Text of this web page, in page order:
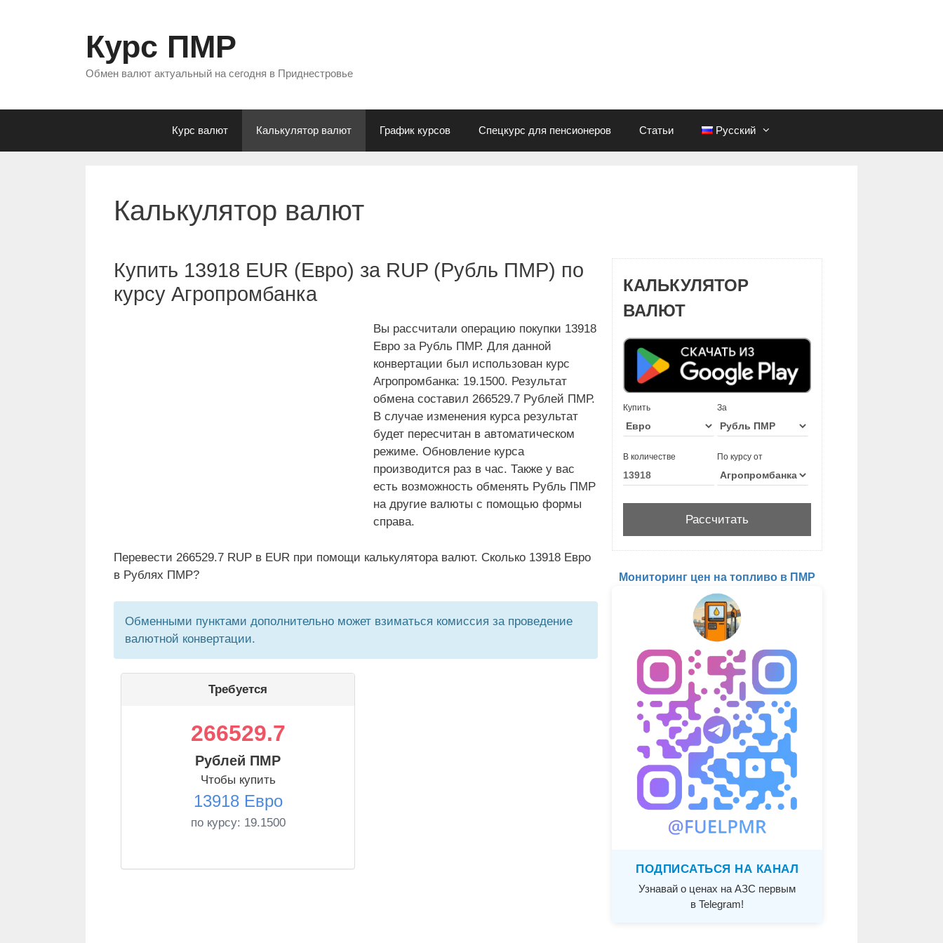
Курс ПМР
Обмен валют актуальный на сегодня в Приднестровье
Курс валют Калькулятор валют График курсов Спецкурс для пенсионеров Статьи Русский
Калькулятор валют
Купить 13918 EUR (Евро) за RUP (Рубль ПМР) по
курсу Агропромбанка
Вы рассчитали операцию покупки 13918
Евро за Рубль ПМР. Для данной
конвертации был использован курс
Агропромбанка: 19.1500. Результат
обмена составил 266529.7 Рублей ПМР.
В случае изменения курса результат
будет пересчитан в автоматическом
режиме. Обновление курса
производится раз в час. Также у вас
есть возможность обменять Рубль ПМР
на другие валюты с помощью формы
справа.
Перевести 266529.7 RUP в EUR при помощи калькулятора валют. Сколько 13918 Евро
в Рублях ПМР?
Обменными пунктами дополнительно может взиматься комиссия за проведение
валютной конвертации.
Требуется
266529.7
Рублей ПМР
Чтобы купить
13918 Евро
по курсу: 19.1500
КАЛЬКУЛЯТОР
ВАЛЮТ
Купить За
В количестве По курсу от
Мониторинг цен на топливо в ПМР
ПОДПИСАТЬСЯ НА КАНАЛ
Узнавай о ценах на АЗС первым
в Telegram!